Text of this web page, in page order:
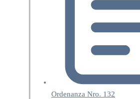
Ordenanza Nro. 132